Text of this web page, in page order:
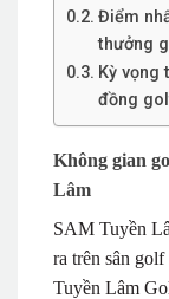
Điểm
thưởng
Kỳ vọng
đồng
Không gian
Lâm
SAM Tuyền
ra trên sân
Tuyền Lâm